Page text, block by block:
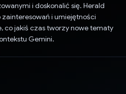
i doskonalić się. Herald
i umiejętności
co jakiś czas tworzy nowe tematy
Gemini.